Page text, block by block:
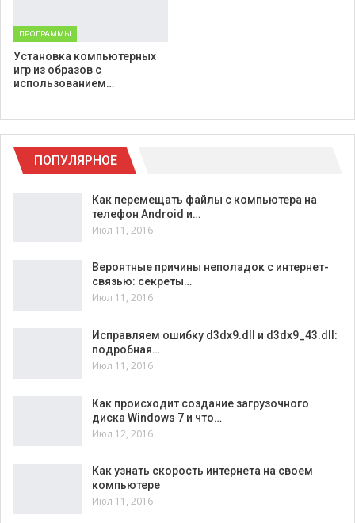
ПРОГРАММЫ
Установка компьютерных
игр из образов с
использованием…
ПОПУЛЯРНОЕ
Как перемещать файлы с компьютера на
телефон Android и…
Июл 11, 2016
Вероятные причины неполадок с интернет-
связью: секреты…
Июл 11, 2016
Исправляем ошибку d3dx9.dll и d3dx9_43.dll:
подробная…
Июл 11, 2016
Как происходит создание загрузочного
диска Windows 7 и что…
Июл 12, 2016
Как узнать скорость интернета на своем
компьютере
Июл 11, 2016